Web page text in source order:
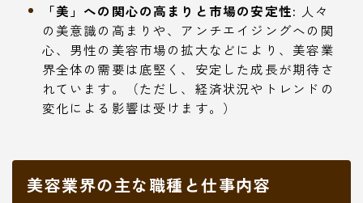
「美」への関心の高まりと市場の安定性: 人々
の美意識の高まりや、アンチエイジングへの関
心、男性の美容市場の拡大などにより、美容業
界全体の需要は底堅く、安定した成長が期待さ
れています。（ただし、経済状況やトレンドの
変化による影響は受けます。）
美容業界の主な職種と仕事内容